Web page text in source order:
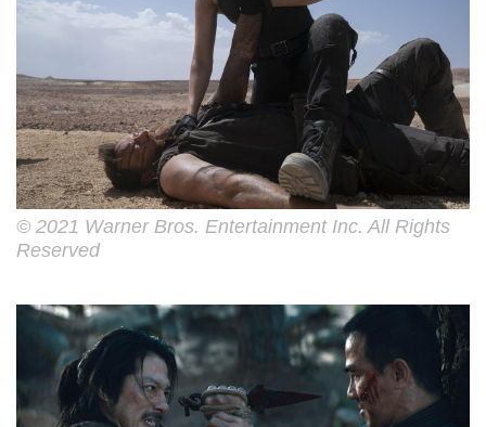
© 2021 Warner Bros. Entertainment Inc. All Rights
Reserved